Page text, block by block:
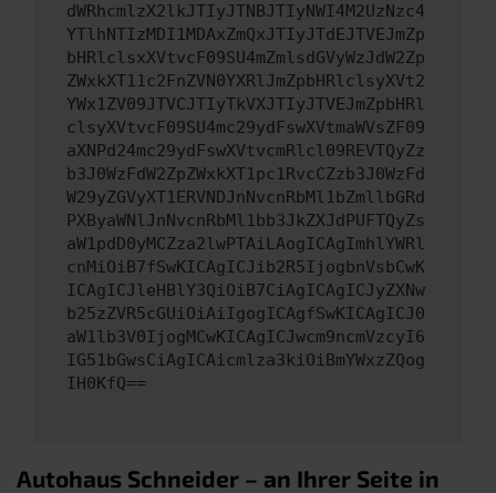
dWRhcmlzX2lkJTIyJTNBJTIyNWI4M2UzNzc4
YTlhNTIzMDI1MDAxZmQxJTIyJTdEJTVEJmZp
bHRlclsxXVtvcF09SU4mZmlsdGVyWzJdW2Zp
ZWxkXT11c2FnZVN0YXRlJmZpbHRlclsyXVt2
YWx1ZV09JTVCJTIyTkVXJTIyJTVEJmZpbHRl
clsyXVtvcF09SU4mc29ydFswXVtmaWVsZF09
aXNPd24mc29ydFswXVtvcmRlcl09REVTQyZz
b3J0WzFdW2ZpZWxkXT1pc1RvcCZzb3J0WzFd
W29yZGVyXT1ERVNDJnNvcnRbMl1bZmllbGRd
PXByaWNlJnNvcnRbMl1bb3JkZXJdPUFTQyZs
aW1pdD0yMCZza2lwPTAiLAogICAgImhlYWRl
cnMiOiB7fSwKICAgICJib2R5IjogbnVsbCwK
ICAgICJleHBlY3QiOiB7CiAgICAgICJyZXNw
b25zZVR5cGUiOiAiIgogICAgfSwKICAgICJ0
aW1lb3V0IjogMCwKICAgICJwcm9ncmVzcyI6
IG51bGwsCiAgICAicmlza3kiOiBmYWxzZQog
IH0KfQ==
Autohaus Schneider – an Ihrer Seite in